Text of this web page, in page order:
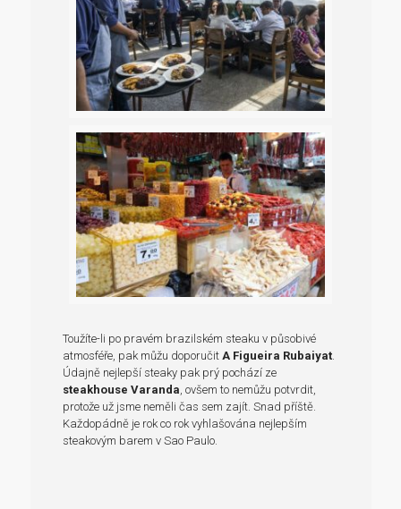
Toužíte-li po pravém brazilském steaku v působivé
atmosféře, pak můžu doporučit A Figueira Rubaiyat.
Údajně nejlepší steaky pak prý pochází ze
steakhouse Varanda, ovšem to nemůžu potvrdit,
protože už jsme neměli čas sem zajít. Snad příště.
Každopádně je rok co rok vyhlašována nejlepším
steakovým barem v Sao Paulo.